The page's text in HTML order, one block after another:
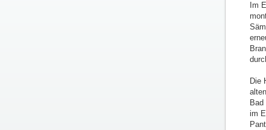
Im
Die
im